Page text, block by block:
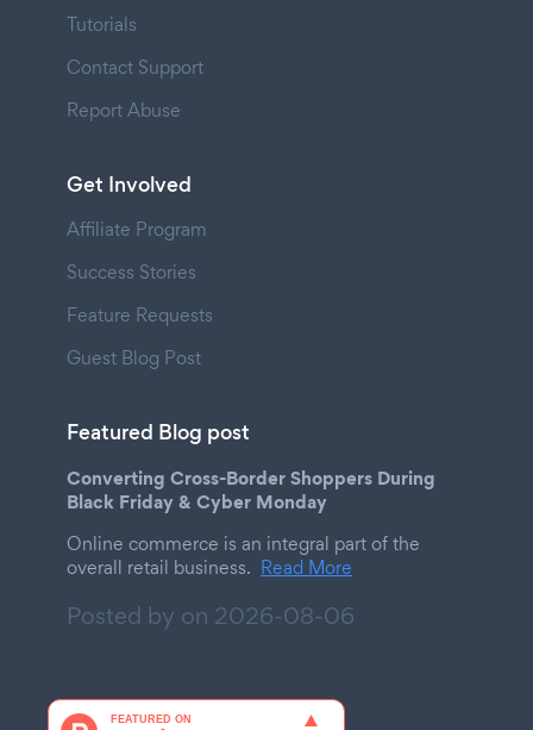
Tutorials
Contact Support
Report Abuse
Get Involved
Affiliate Program
Success Stories
Feature Requests
Guest Blog Post
Featured Blog post
Converting Cross-Border Shoppers During
Black Friday & Cyber Monday
Online commerce is an integral part of the
overall retail business. Read More
Posted by on 2026-08-06